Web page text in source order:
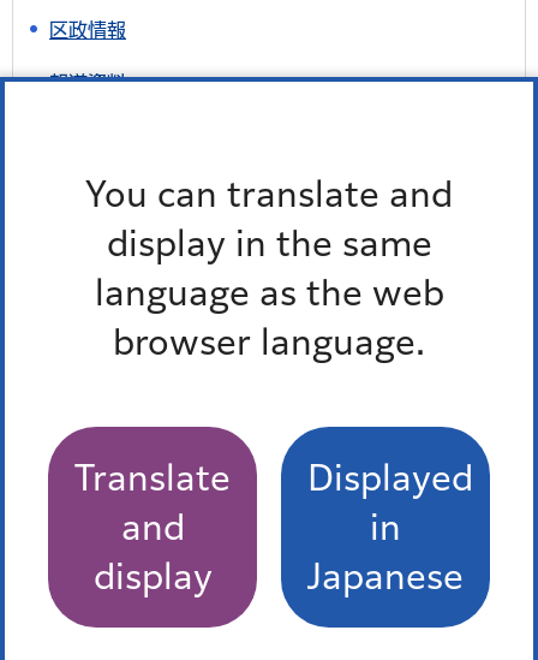
You can translate and
display in the same
language as the web
browser language.
Translate
and
display
Displayed
in
Japanese
区政情報
報道資料
最近チェックしたページ
最近、チェックしたページはありません。
お問い合わせ
環境リサイクル支援部 環境課 環境政策係
電話番号：03-3578-2486